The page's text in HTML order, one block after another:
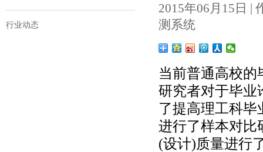
行业动态
2015年06月15日 |
测系统
当前普通高校
研究者对于毕业
了提高理工科
进行了样本对比
(设计)质量进行